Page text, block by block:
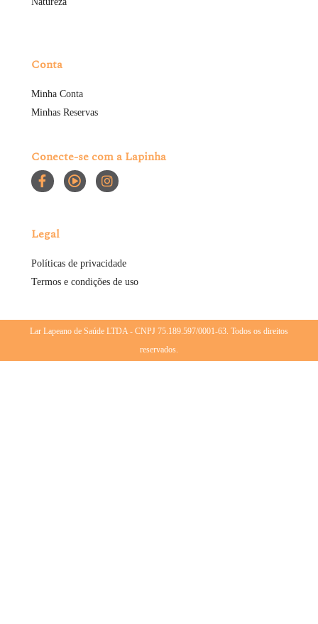
Conta
Minha Conta
Minhas Reservas
Conecte-se com a Lapinha
Legal
Políticas de privacidade
Termos e condições de uso
Lar Lapeano de Saúde LTDA - CNPJ 75.189.597/0001-63. Todos os direitos
reservados.